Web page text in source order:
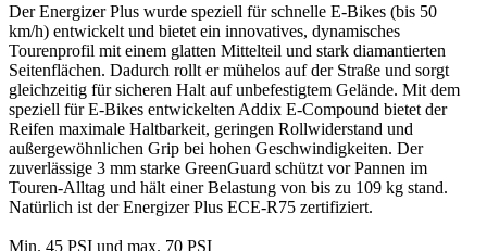
Der Energizer Plus wurde speziell für schnelle E-Bikes (bis 50
km/h) entwickelt und bietet ein innovatives, dynamisches
Tourenprofil mit einem glatten Mittelteil und stark diamantierten
Seitenflächen. Dadurch rollt er mühelos auf der Straße und sorgt
gleichzeitig für sicheren Halt auf unbefestigtem Gelände. Mit dem
speziell für E-Bikes entwickelten Addix E-Compound bietet der
Reifen maximale Haltbarkeit, geringen Rollwiderstand und
außergewöhnlichen Grip bei hohen Geschwindigkeiten. Der
zuverlässige 3 mm starke GreenGuard schützt vor Pannen im
Touren-Alltag und hält einer Belastung von bis zu 109 kg stand.
Natürlich ist der Energizer Plus ECE-R75 zertifiziert.
Min. 45 PSI und max. 70 PSI